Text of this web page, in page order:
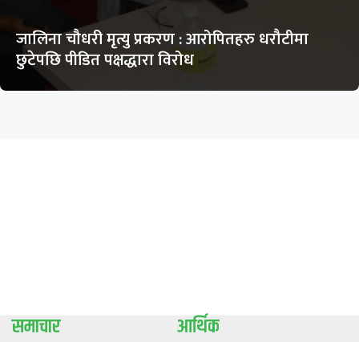
जालिना चौधरी मृत्यु प्रकरण : आरोपितहरु धरौटीमा
छुटेपछि पीडित पक्षद्धारा विरोध
समाचार आर्थिक